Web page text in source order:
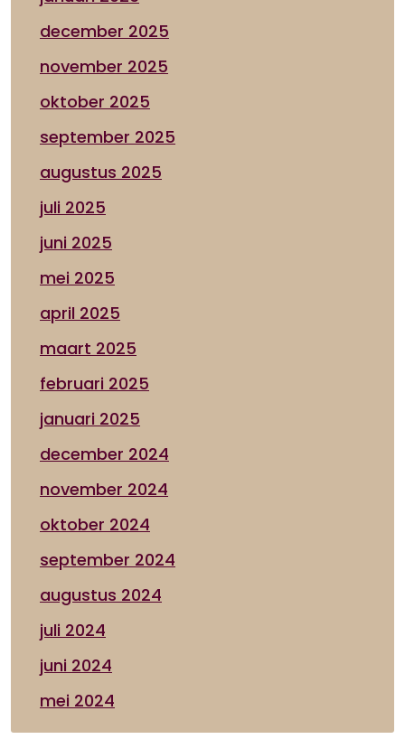
december 2025
november 2025
oktober 2025
september 2025
augustus 2025
juli 2025
juni 2025
mei 2025
april 2025
maart 2025
februari 2025
januari 2025
december 2024
november 2024
oktober 2024
september 2024
augustus 2024
juli 2024
juni 2024
mei 2024